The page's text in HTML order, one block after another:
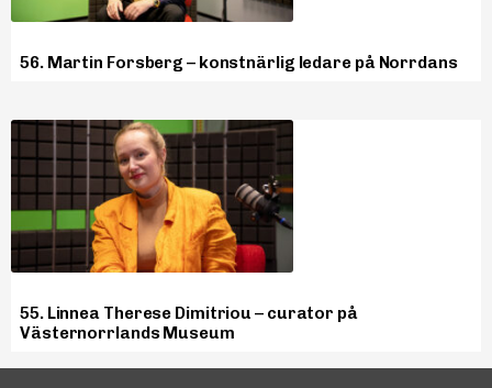
56. Martin Forsberg – konstnärlig ledare på Norrdans
55. Linnea Therese Dimitriou – curator på
Västernorrlands Museum